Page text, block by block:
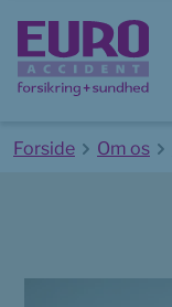
Forside Om os